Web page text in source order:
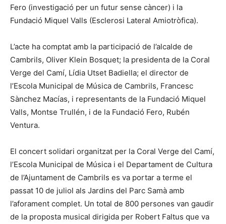
Fero (investigació per un futur sense càncer) i la
Fundació Miquel Valls (Esclerosi Lateral Amiotròfica).
L’acte ha comptat amb la participació de l’alcalde de
Cambrils, Oliver Klein Bosquet; la presidenta de la Coral
Verge del Camí, Lídia Utset Badiella; el director de
l’Escola Municipal de Música de Cambrils, Francesc
Sànchez Macías, i representants de la Fundació Miquel
Valls, Montse Trullén, i de la Fundació Fero, Rubén
Ventura.
El concert solidari organitzat per la Coral Verge del Camí,
l’Escola Municipal de Música i el Departament de Cultura
de l’Ajuntament de Cambrils es va portar a terme el
passat 10 de juliol als Jardins del Parc Samà amb
l’aforament complet. Un total de 800 persones van gaudir
de la proposta musical dirigida per Robert Faltus que va